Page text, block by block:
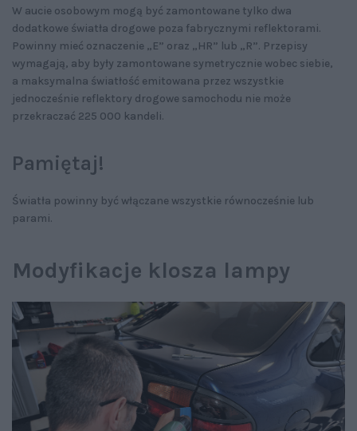
W aucie osobowym mogą być zamontowane tylko dwa
dodatkowe światła drogowe poza fabrycznymi reflektorami.
Powinny mieć oznaczenie „E” oraz „HR” lub „R”. Przepisy
wymagają, aby były zamontowane symetrycznie wobec siebie,
a maksymalna światłość emitowana przez wszystkie
jednocześnie reflektory drogowe samochodu nie może
przekraczać 225 000 kandeli.
Pamiętaj!
Światła powinny być włączane wszystkie równocześnie lub
parami.
Modyfikacje klosza lampy